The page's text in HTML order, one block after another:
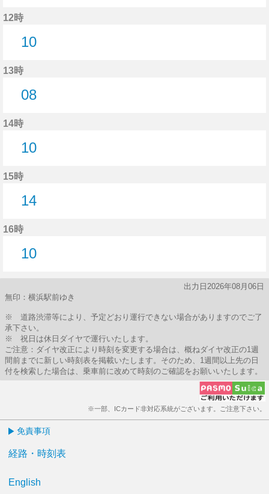
12時
10
13時
08
14時
10
15時
14
16時
10
出力日2026年08月06日
無印：横浜駅前ゆき
※ 道路渋滞等により、予定どおり運行できない場合がありますのでご了
承下さい。
※ 祝日は休日ダイヤで運行いたします。
ご注意：ダイヤ改正により時刻を変更する場合は、概ねダイヤ改正の1週
間前までに新しい時刻表を掲載いたします。そのため、1週間以上先の日
付を検索した場合は、乗車前に改めて時刻のご確認をお願いいたします。
※一部、ICカード非対応系統がございます。ご注意下さい。
免責事項
経路・時刻表
English